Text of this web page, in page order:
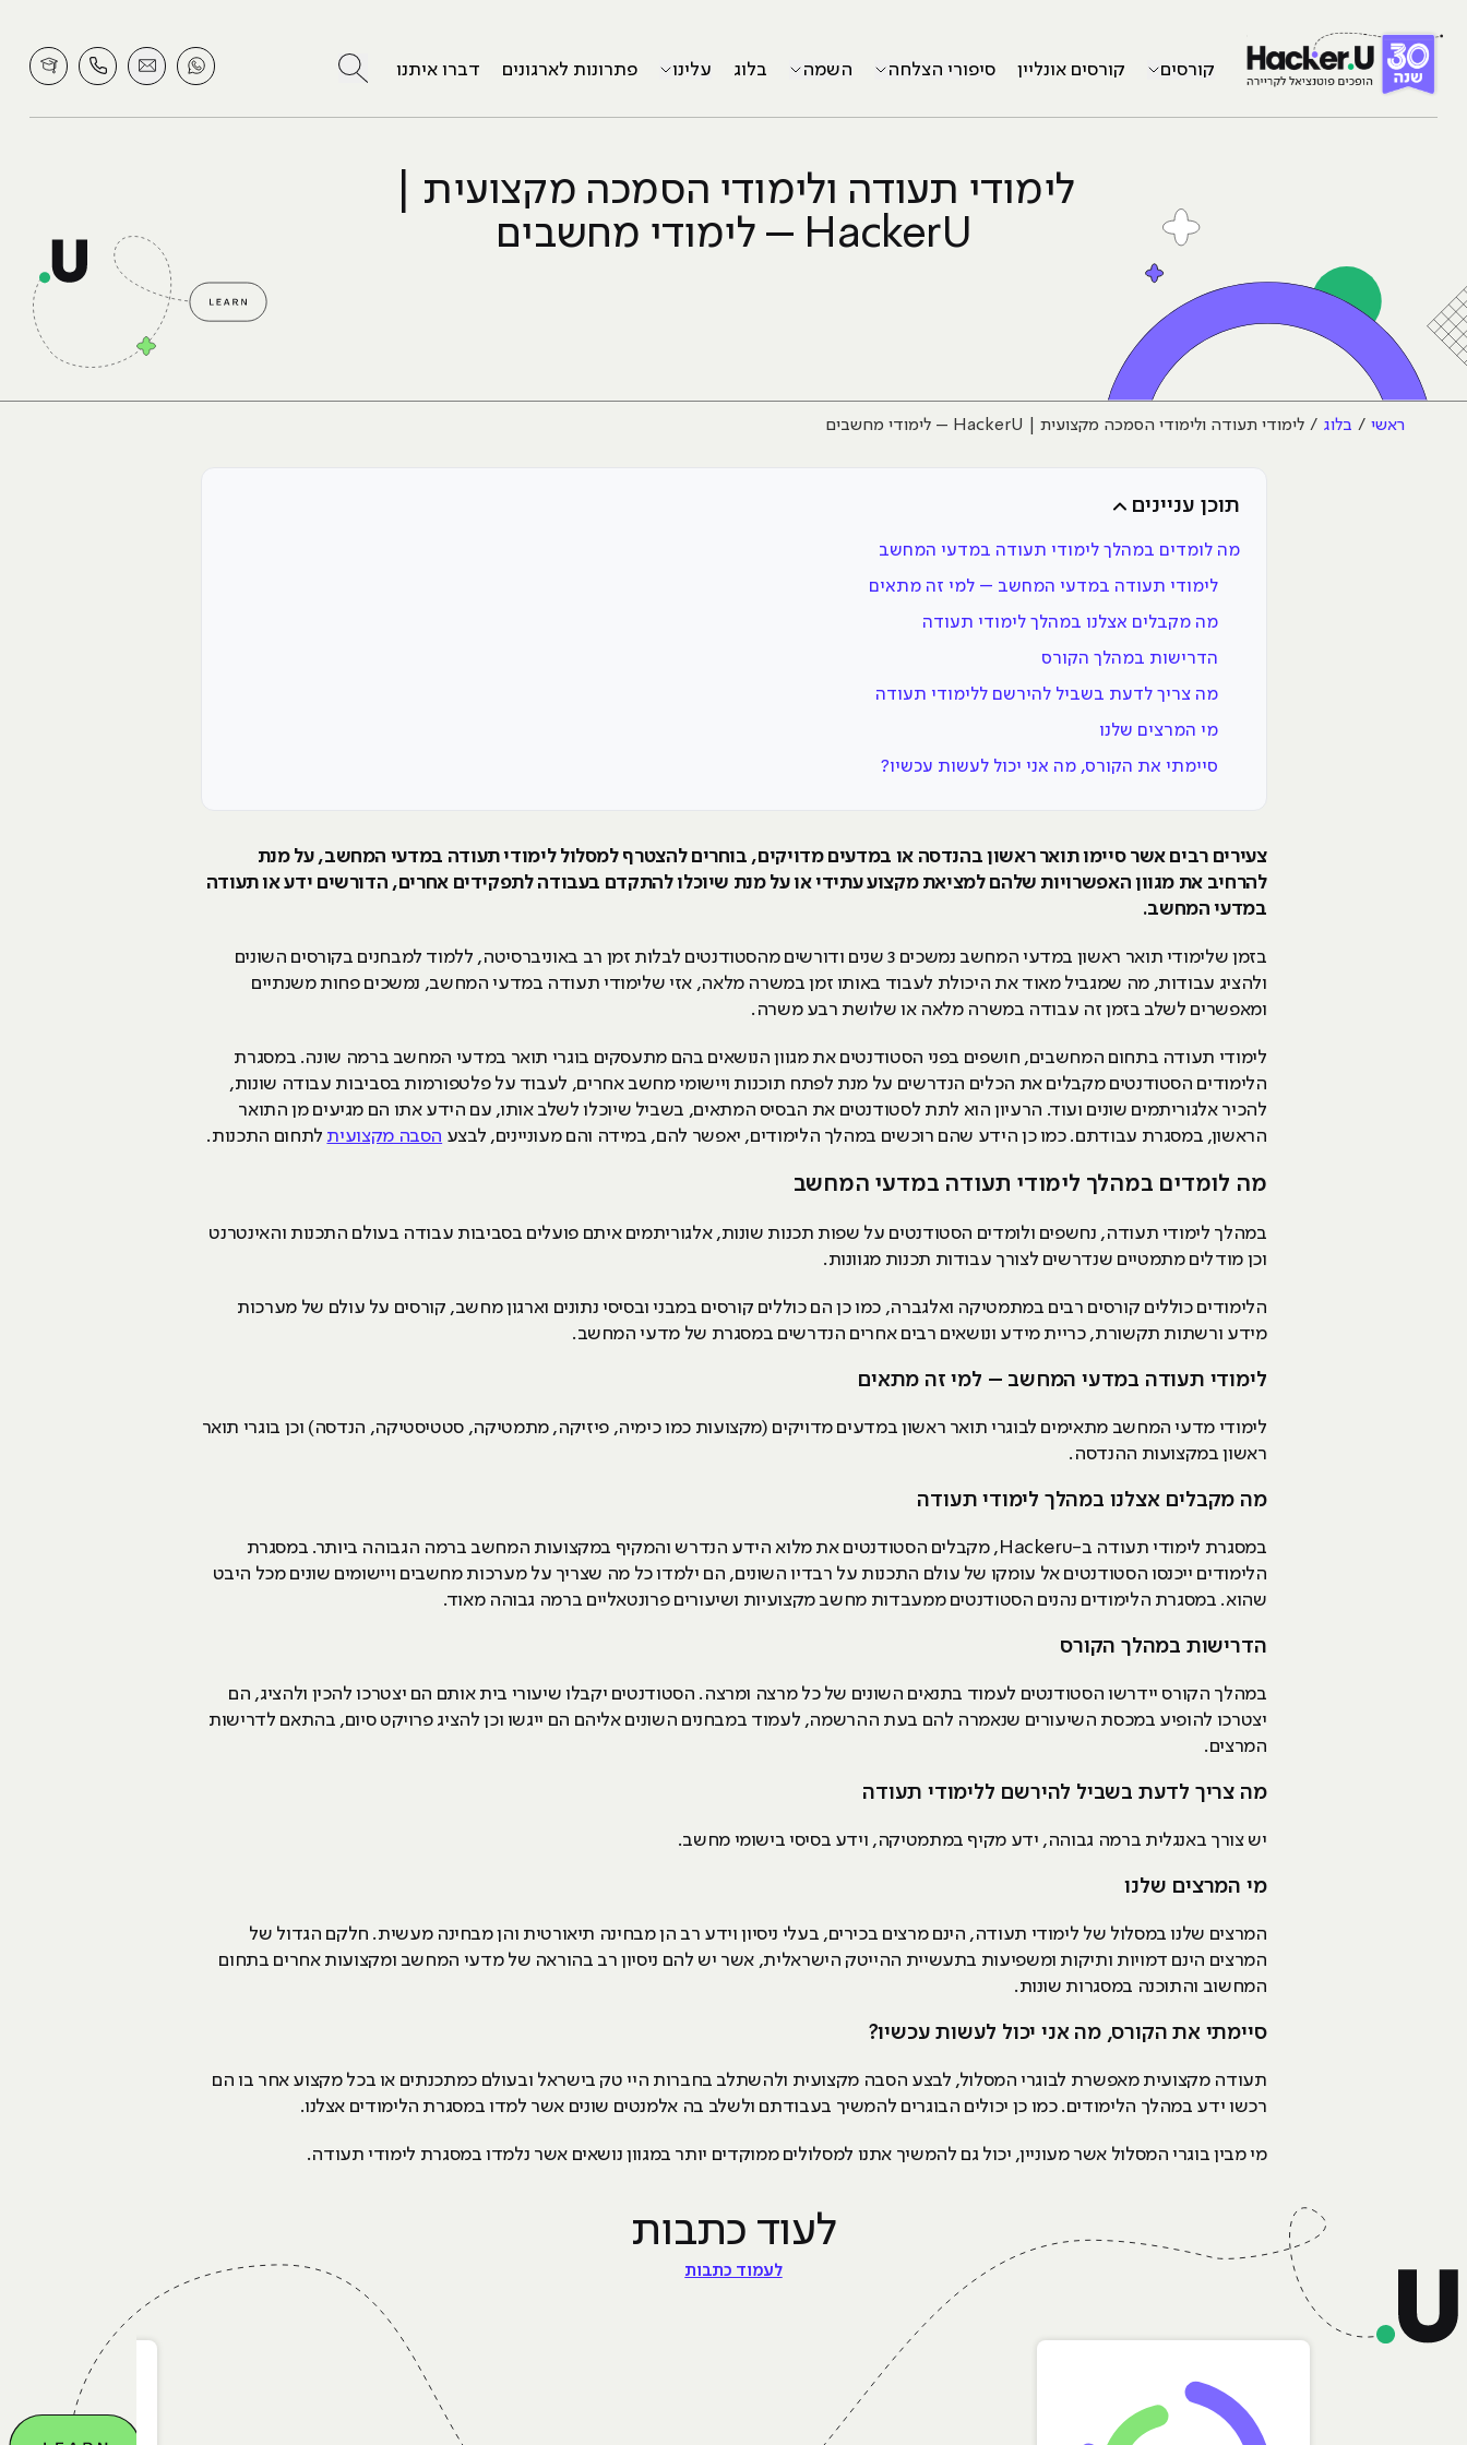
קורסים קורסים אונליין סיפורי הצלחה השמה בלוג עלינו פתרונות לארגונים דברו איתנו לחץ לחיפוש
לימודי תעודה ולימודי הסמכה מקצועית |
HackerU – לימודי מחשבים
ראשי בלוג לימודי תעודה ולימודי הסמכה מקצועית | HackerU – לימודי מחשבים
תוכן עניינים
מה לומדים במהלך לימודי תעודה במדעי המחשב
לימודי תעודה במדעי המחשב – למי זה מתאים
מה מקבלים אצלנו במהלך לימודי תעודה
הדרישות במהלך הקורס
מה צריך לדעת בשביל להירשם ללימודי תעודה
מי המרצים שלנו
סיימתי את הקורס, מה אני יכול לעשות עכשיו?
צעירים רבים אשר סיימו תואר ראשון בהנדסה או במדעים מדויקים, בוחרים להצטרף למסלול לימודי תעודה במדעי המחשב, על מנת
להרחיב את מגוון האפשרויות שלהם למציאת מקצוע עתידי או על מנת שיוכלו להתקדם בעבודה לתפקידים אחרים, הדורשים ידע או תעודה
במדעי המחשב.
בזמן שלימודי תואר ראשון במדעי המחשב נמשכים 3 שנים ודורשים מהסטודנטים לבלות זמן רב באוניברסיטה, ללמוד למבחנים בקורסים השונים
ולהציג עבודות, מה שמגביל מאוד את היכולת לעבוד באותו זמן במשרה מלאה, אזי שלימודי תעודה במדעי המחשב, נמשכים פחות משנתיים
ומאפשרים לשלב בזמן זה עבודה במשרה מלאה או שלושת רבע משרה.
לימודי תעודה בתחום המחשבים, חושפים בפני הסטודנטים את מגוון הנושאים בהם מתעסקים בוגרי תואר במדעי המחשב ברמה שונה. במסגרת
הלימודים הסטודנטים מקבלים את הכלים הנדרשים על מנת לפתח תוכנות ויישומי מחשב אחרים, לעבוד על פלטפורמות בסביבות עבודה שונות,
להכיר אלגוריתמים שונים ועוד. הרעיון הוא לתת לסטודנטים את הבסיס המתאים, בשביל שיוכלו לשלב אותו, עם הידע אתו הם מגיעים מן התואר
הראשון, במסגרת עבודתם. כמו כן הידע שהם רוכשים במהלך הלימודים, יאפשר להם, במידה והם מעוניינים, לבצע הסבה מקצועית לתחום התכנות.
מה לומדים במהלך לימודי תעודה במדעי המחשב
במהלך לימודי תעודה, נחשפים ולומדים הסטודנטים על שפות תכנות שונות, אלגוריתמים איתם פועלים בסביבות עבודה בעולם התכנות והאינטרנט
וכן מודלים מתמטיים שנדרשים לצורך עבודות תכנות מגוונות.
הלימודים כוללים קורסים רבים במתמטיקה ואלגברה, כמו כן הם כוללים קורסים במבני ובסיסי נתונים וארגון מחשב, קורסים על עולם של מערכות
מידע ורשתות תקשורת, כריית מידע ונושאים רבים אחרים הנדרשים במסגרת של מדעי המחשב.
לימודי תעודה במדעי המחשב – למי זה מתאים
לימודי מדעי המחשב מתאימים לבוגרי תואר ראשון במדעים מדויקים (מקצועות כמו כימיה, פיזיקה, מתמטיקה, סטטיסטיקה, הנדסה) וכן בוגרי תואר
ראשון במקצועות ההנדסה.
מה מקבלים אצלנו במהלך לימודי תעודה
במסגרת לימודי תעודה ב-Hackeru, מקבלים הסטודנטים את מלוא הידע הנדרש והמקיף במקצועות המחשב ברמה הגבוהה ביותר. במסגרת
הלימודים ייכנסו הסטודנטים אל עומקו של עולם התכנות על רבדיו השונים, הם ילמדו כל מה שצריך על מערכות מחשבים ויישומים שונים מכל היבט
שהוא. במסגרת הלימודים נהנים הסטודנטים ממעבדות מחשב מקצועיות ושיעורים פרונטאליים ברמה גבוהה מאוד.
הדרישות במהלך הקורס
במהלך הקורס יידרשו הסטודנטים לעמוד בתנאים השונים של כל מרצה ומרצה. הסטודנטים יקבלו שיעורי בית אותם הם יצטרכו להכין ולהציג, הם
יצטרכו להופיע במכסת השיעורים שנאמרה להם בעת ההרשמה, לעמוד במבחנים השונים אליהם הם ייגשו וכן להציג פרויקט סיום, בהתאם לדרישות
המרצים.
מה צריך לדעת בשביל להירשם ללימודי תעודה
יש צורך באנגלית ברמה גבוהה, ידע מקיף במתמטיקה, וידע בסיסי בישומי מחשב.
מי המרצים שלנו
המרצים שלנו במסלול של לימודי תעודה, הינם מרצים בכירים, בעלי ניסיון וידע רב הן מבחינה תיאורטית והן מבחינה מעשית. חלקם הגדול של
המרצים הינם דמויות ותיקות ומשפיעות בתעשיית ההייטק הישראלית, אשר יש להם ניסיון רב בהוראה של מדעי המחשב ומקצועות אחרים בתחום
המחשוב והתוכנה במסגרות שונות.
סיימתי את הקורס, מה אני יכול לעשות עכשיו?
תעודה מקצועית מאפשרת לבוגרי המסלול, לבצע הסבה מקצועית ולהשתלב בחברות היי טק בישראל ובעולם כמתכנתים או בכל מקצוע אחר בו הם
רכשו ידע במהלך הלימודים. כמו כן יכולים הבוגרים להמשיך בעבודתם ולשלב בה אלמנטים שונים אשר למדו במסגרת הלימודים אצלנו.
מי מבין בוגרי המסלול אשר מעוניין, יכול גם להמשיך אתנו למסלולים ממוקדים יותר במגוון נושאים אשר נלמדו במסגרת לימודי תעודה.
לעוד כתבות
לעמוד כתבות